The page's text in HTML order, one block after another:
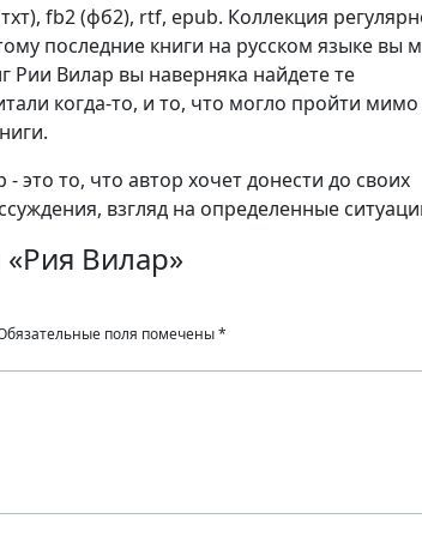
fb2 (фб2), rtf, epub. Коллекция
последние книги на русском языке вы
Рии Вилар вы наверняка найдете те
когда-то, и то, что могло пройти мимо
это то, что автор хочет донести до своих
взгляд на определенные
Вилар»
поля помечены*